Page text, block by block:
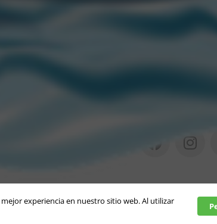
experiencia en nuestro sitio web. Al utilizar